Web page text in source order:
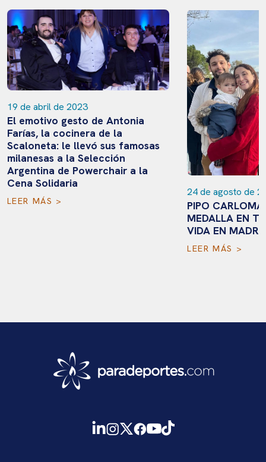
19 de abril de 2023
El emotivo gesto de Antonia
Farías, la cocinera de la
Scaloneta: le llevó sus famosas
milanesas a la Selección
Argentina de Powerchair a la
Cena Solidaria
LEER MÁS >
24 de agosto de
PIPO
MEDALLA EN
VIDA EN
LEER MÁS >